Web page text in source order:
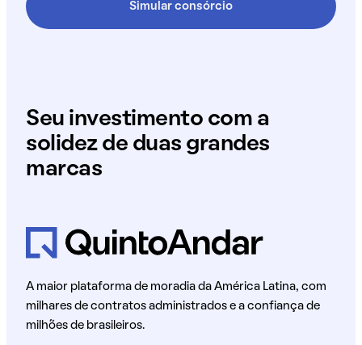
Simular consórcio
Seu investimento com a
solidez de duas grandes
marcas
A maior plataforma de moradia da América Latina, com
milhares de contratos administrados e a confiança de
milhões de brasileiros.